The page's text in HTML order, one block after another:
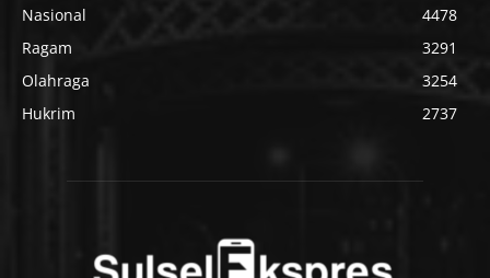
Nasional
4478
Ragam
3291
Olahraga
3254
Hukrim
2737